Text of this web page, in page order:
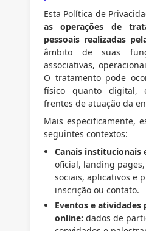
Esta Política de
as operações de
pessoais realizadas pela
âmbito de suas
associativas,
O tratamento pode
físico quanto digital,
frentes de atuação da
Mais especificamente,
seguintes contextos:
Canais institucionais
oficial, landing
sociais, aplicativos e
inscrição ou contato.
Eventos e atividades
online: dados de